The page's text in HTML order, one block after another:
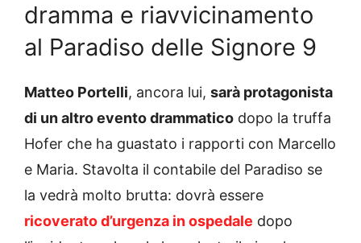
dramma e riavvicinamento
al Paradiso delle Signore 9
Matteo Portelli, ancora lui, sarà protagonista
di un altro evento drammatico dopo la truffa
Hofer che ha guastato i rapporti con Marcello
e Maria. Stavolta il contabile del Paradiso se
la vedrà molto brutta: dovrà essere
ricoverato d’urgenza in ospedale dopo